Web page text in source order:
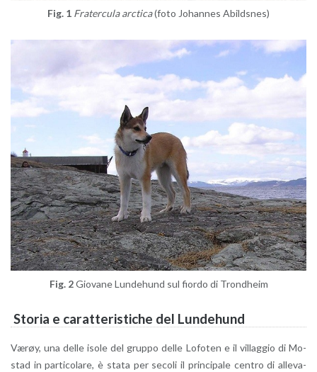
Fig. 1 Fra­ter­cu­la arc­ti­ca(foto Jo­han­nes Abild­snes)
Fig. 2Gio­va­ne Lun­de­hund sul fior­do di Tron­d­heim
Sto­ria e ca­rat­te­ri­sti­che del Lun­de­hund
Værøy, una delle isole del grup­po delle Lo­fo­ten e il vil­lag­gio di Mo­
stad in par­ti­co­la­re, è stata per se­co­li il prin­ci­pa­le cen­tro di al­le­va­